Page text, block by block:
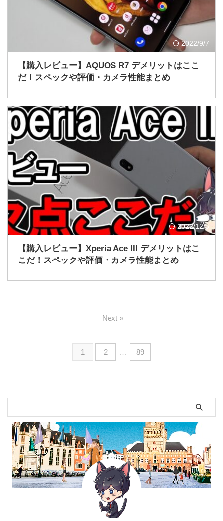
2022/9/7
【購入レビュー】AQUOS R7 デメリットはここ
だ！スペックや評価・カメラ性能まとめ
2022/12/5
【購入レビュー】Xperia Ace III デメリットはこ
こだ！スペックや評価・カメラ性能まとめ
1 2 … 89
Next »